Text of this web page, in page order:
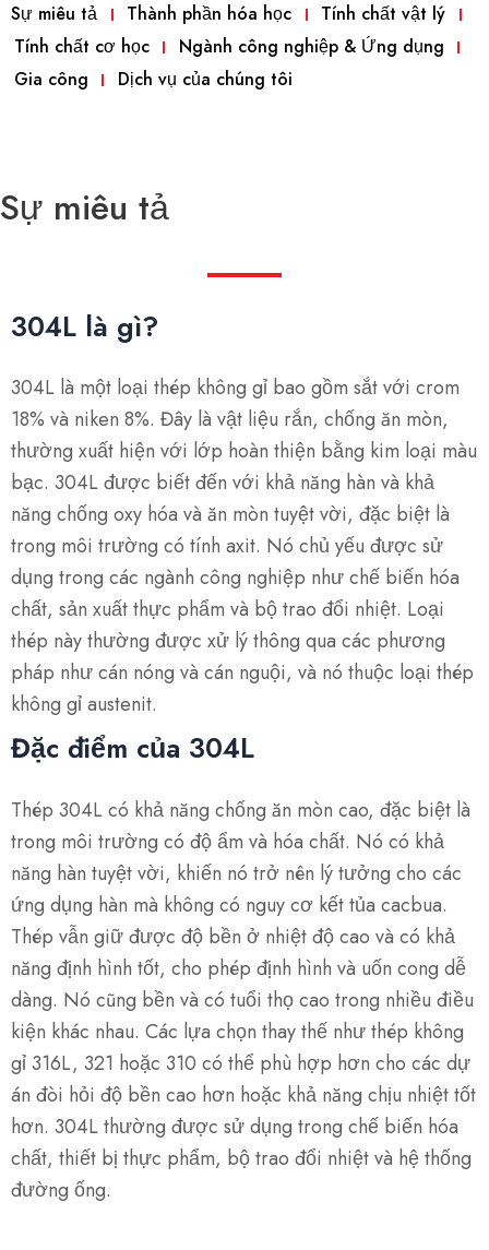
Sự miêu tả Thành phần hóa học
Tính chất vật lý
Tính chất cơ học
Ngành công nghiệp & Ứng dụng
Gia công
Dịch vụ của chúng tôi
Sự miêu tả
304L là gì?
304L là một loại thép không gỉ bao gồm sắt với crom
18% và niken 8%. Đây là vật liệu rắn, chống ăn mòn,
thường xuất hiện với lớp hoàn thiện bằng kim loại màu
bạc. 304L được biết đến với khả năng hàn và khả
năng chống oxy hóa và ăn mòn tuyệt vời, đặc biệt là
trong môi trường có tính axit. Nó chủ yếu được sử
dụng trong các ngành công nghiệp như chế biến hóa
chất, sản xuất thực phẩm và bộ trao đổi nhiệt. Loại
thép này thường được xử lý thông qua các phương
pháp như cán nóng và cán nguội, và nó thuộc loại thép
không gỉ austenit.
Đặc điểm của 304L
Thép 304L có khả năng chống ăn mòn cao, đặc biệt là
trong môi trường có độ ẩm và hóa chất. Nó có khả
năng hàn tuyệt vời, khiến nó trở nên lý tưởng cho các
ứng dụng hàn mà không có nguy cơ kết tủa cacbua.
Thép vẫn giữ được độ bền ở nhiệt độ cao và có khả
năng định hình tốt, cho phép định hình và uốn cong dễ
dàng. Nó cũng bền và có tuổi thọ cao trong nhiều điều
kiện khác nhau. Các lựa chọn thay thế như thép không
gỉ 316L, 321 hoặc 310 có thể phù hợp hơn cho các dự
án đòi hỏi độ bền cao hơn hoặc khả năng chịu nhiệt tốt
hơn. 304L thường được sử dụng trong chế biến hóa
chất, thiết bị thực phẩm, bộ trao đổi nhiệt và hệ thống
đường ống.